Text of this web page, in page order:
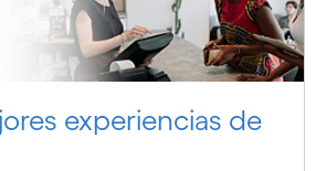
experiencias de